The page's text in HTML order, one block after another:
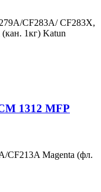
CF283A/ CF283X,
1кг) Katun
1312 MFP
CF213A Magenta (фл.